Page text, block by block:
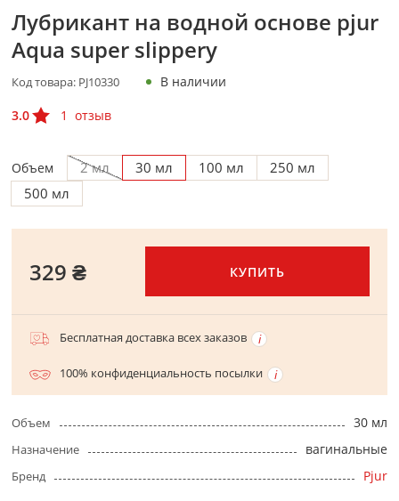
Лубрикант на водной основе pjur
Aqua super slippery
Код товара: PJ10330
В наличии
3.0
1 отзыв
Объем 2 мл 30 мл 100 мл
250 мл
500 мл
329 ₴ КУПИТЬ
Бесплатная доставка всех заказов
100% конфиденциальность посылки
Объем 30 мл
Назначение вагинальные
Бренд Pjur